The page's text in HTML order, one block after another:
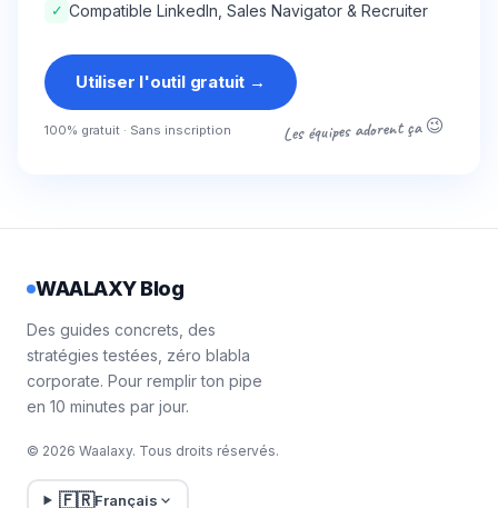
✓ Compatible LinkedIn, Sales Navigator & Recruiter
Utiliser l'outil gratuit →
100% gratuit · Sans inscription Les équipes adorent ça 😉
WAALAXY Blog
Des guides concrets, des
stratégies testées, zéro blabla
corporate. Pour remplir ton pipe
en 10 minutes par jour.
© 2026 Waalaxy. Tous droits réservés.
🇫🇷Français